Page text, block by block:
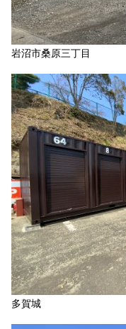
岩沼市桑原三丁目
多賀城